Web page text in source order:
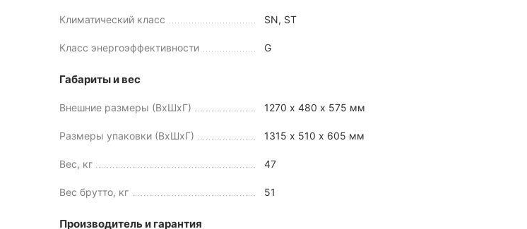
Климатический класс SN, ST
Класс энергоэффективности G
Габариты и вес
Внешние размеры (ВхШхГ) 1270 x 480 x 575 мм
Размеры упаковки (ВхШхГ) 1315 x 510 x 605 мм
Вес, кг 47
Вес брутто, кг 51
Производитель и гарантия